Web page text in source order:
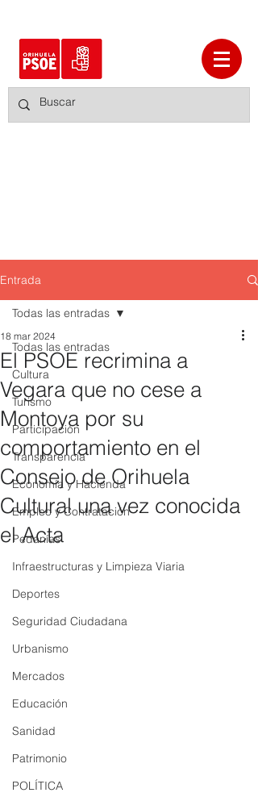
Entrada
Todas las entradas
Cultura
Turismo
Participación
Transparencia
Economía y Hacienda
Empleo y Contratación
Pedanías
Infraestructuras y Limpieza Viaria
Deportes
Seguridad Ciudadana
Urbanismo
Mercados
Educación
Sanidad
Patrimonio
POLÍTICA
Todas las entradas
El PSOE recrimina a
Vegara que no cese a
Montoya por su
comportamiento en el
Consejo de Orihuela
Cultural una vez conocida
el Acta
18 mar 2024